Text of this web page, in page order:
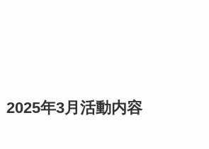
2025年3月活動内容